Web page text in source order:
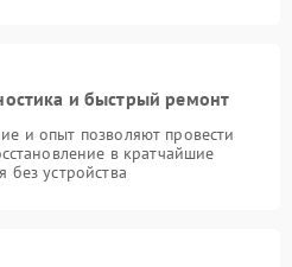
и быстрый ремонт
и опыт позволяют провести
в кратчайшие
устройства